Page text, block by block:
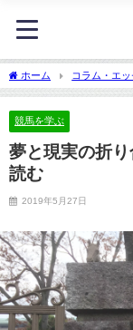
ホーム コラム・エッ
誘致」の行間を読む
競馬を学ぶ
夢と現実の折
読む
2019年5月27日